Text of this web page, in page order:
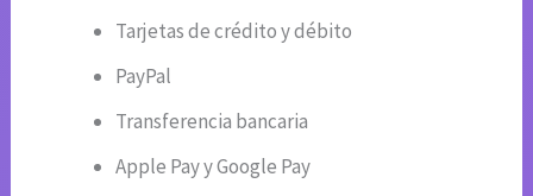
Tarjetas de crédito y débito
PayPal
Transferencia bancaria
Apple Pay y Google Pay